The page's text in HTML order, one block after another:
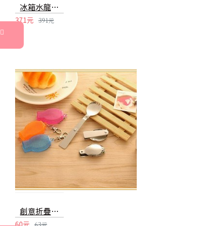
冰箱水龍頭式冷水壺 創意水果茶冷水桶 3.5L大容量飲料水果茶壺
371元 391元
創意折疊餐具湯匙 304不銹鋼折疊勺叉 方便攜帶餐具組
60元 63元